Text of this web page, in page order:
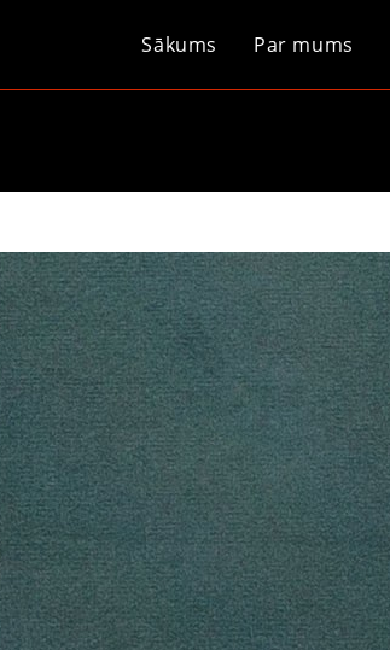
Sākums Par mums